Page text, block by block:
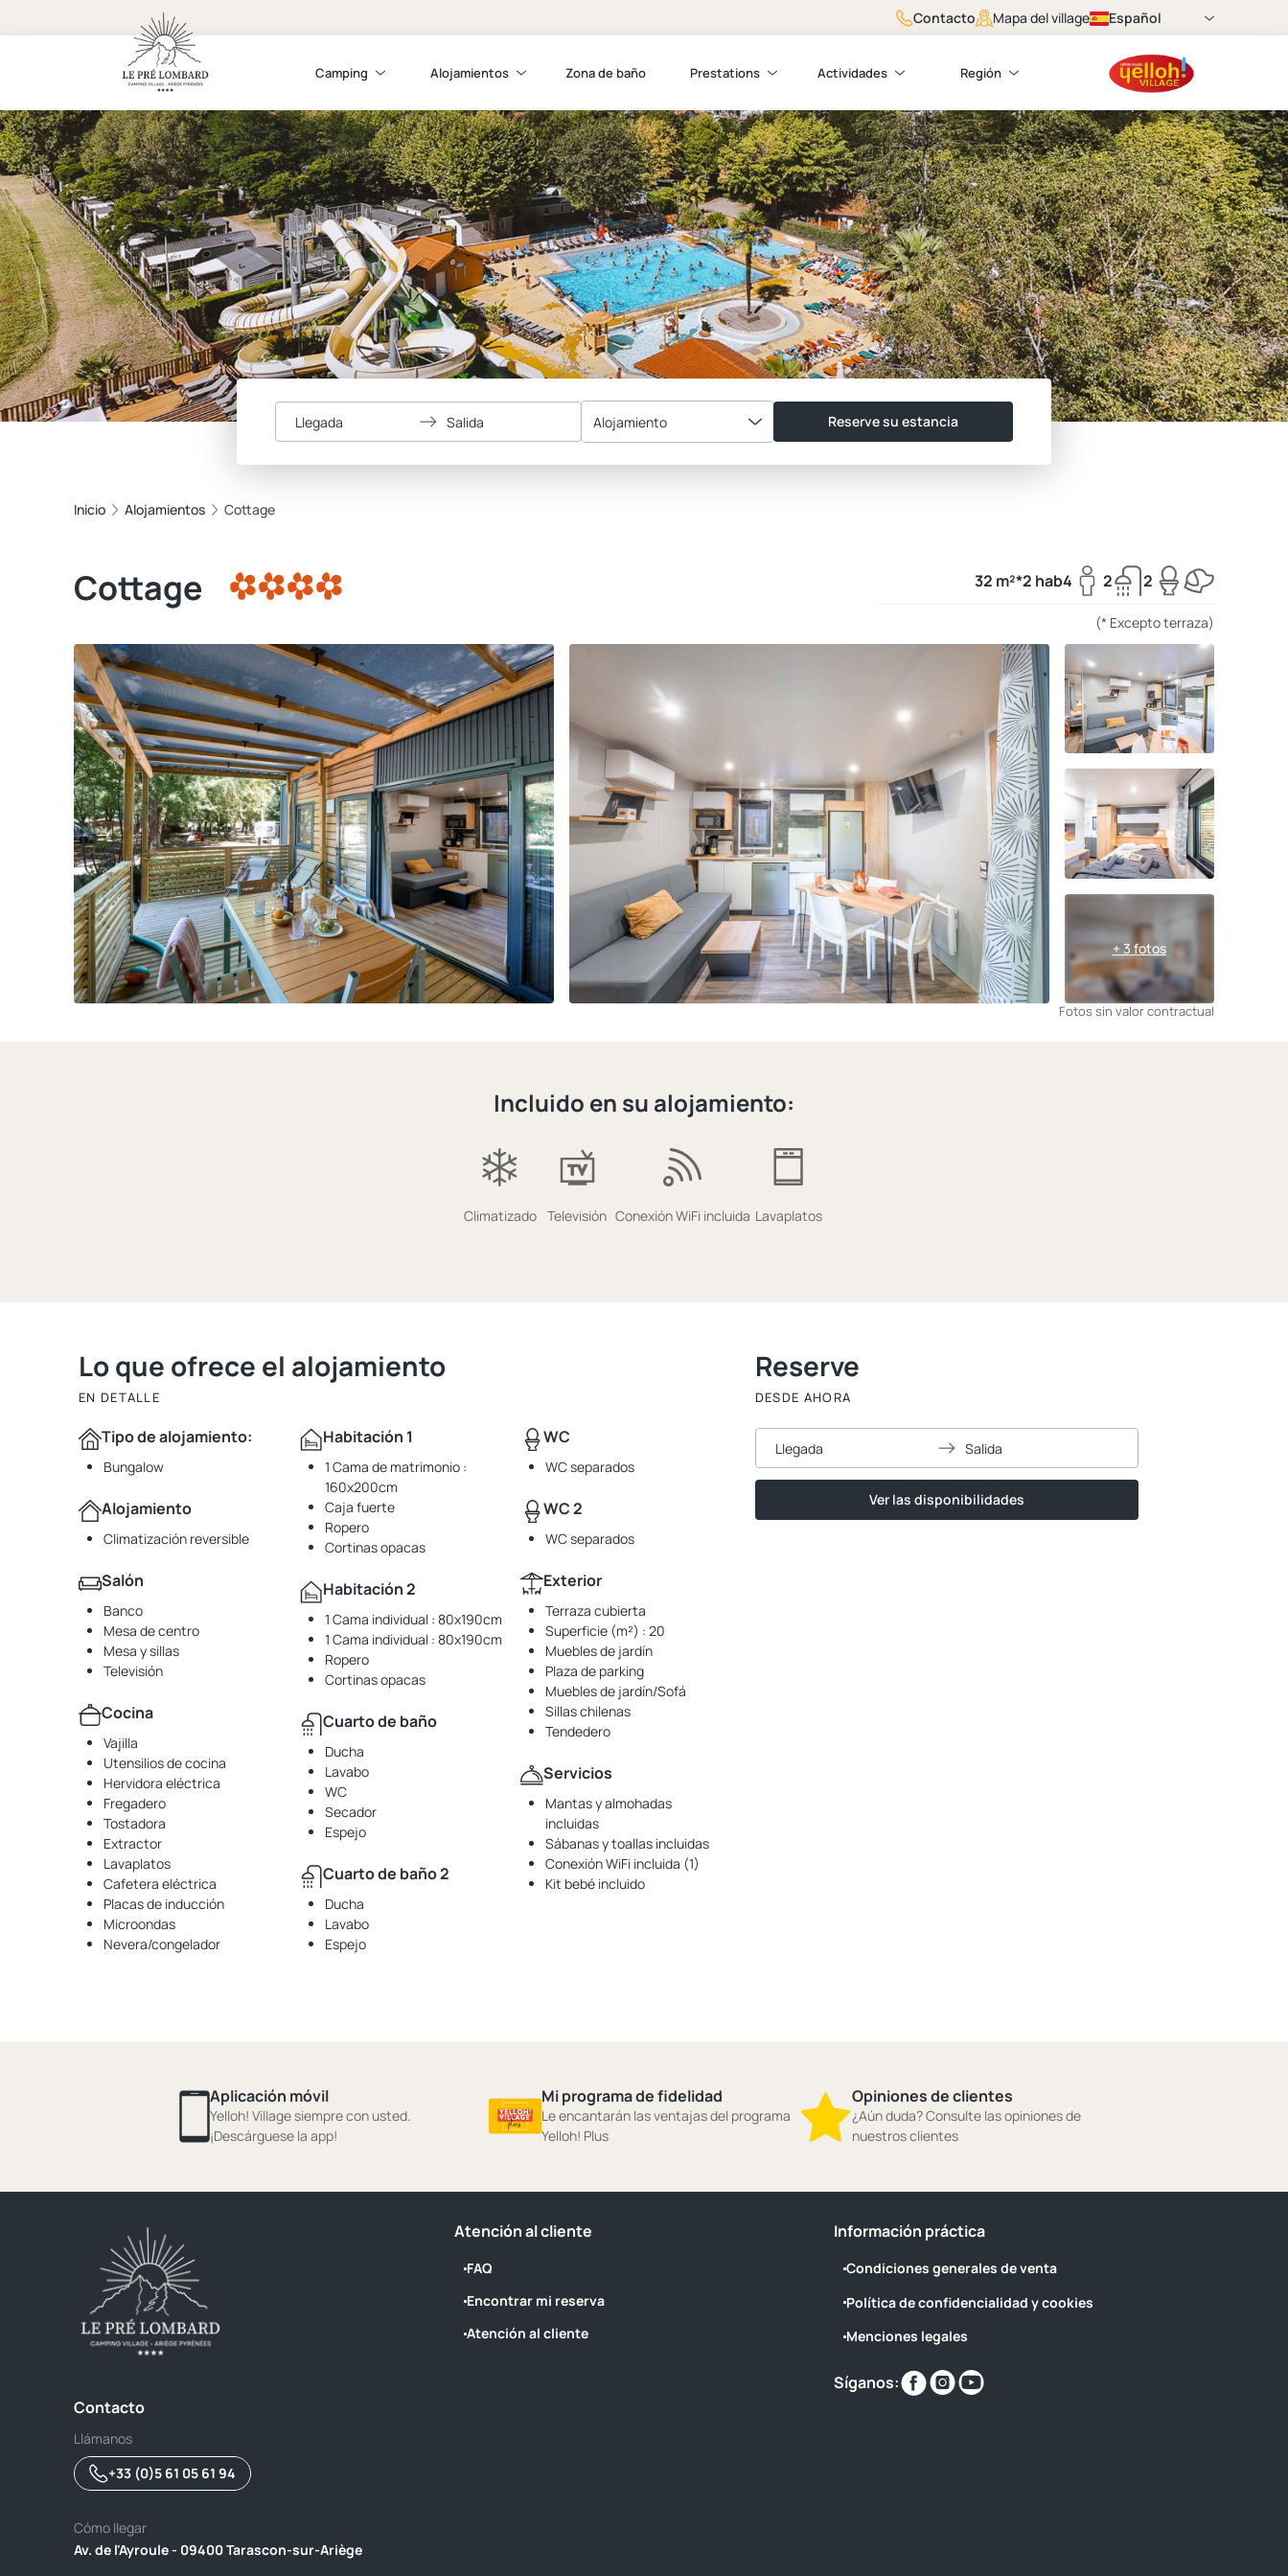
Contacto Mapa del village Español
Camping Alojamientos Zona de baño Prestations Actividades Región
Llegada Salida Alojamiento Reserve su estancia
Inicio Alojamientos Cottage
Cottage 32 m²*2 hab4 2 2
(* Excepto terraza)
+ 3 fotos
Fotos sin valor contractual
Incluido en su alojamiento:
Climatizado Televisión Conexión WiFi incluida Lavaplatos
Lo que ofrece el alojamiento
EN DETALLE
Tipo de alojamiento:
Bungalow
Alojamiento
Climatización reversible
Salón
Banco
Mesa de centro
Mesa y sillas
Televisión
Cocina
Vajilla
Utensilios de cocina
Hervidora eléctrica
Fregadero
Tostadora
Extractor
Lavaplatos
Cafetera eléctrica
Placas de inducción
Microondas
Nevera/congelador
Habitación 1
1 Cama de matrimonio :
160x200cm
Caja fuerte
Ropero
Cortinas opacas
Habitación 2
1 Cama individual : 80x190cm
1 Cama individual : 80x190cm
Ropero
Cortinas opacas
Cuarto de baño
Ducha
Lavabo
WC
Secador
Espejo
Cuarto de baño 2
Ducha
Lavabo
Espejo
WC
WC separados
WC 2
WC separados
Exterior
Terraza cubierta
Superficie (m²) : 20
Muebles de jardín
Plaza de parking
Muebles de jardín/Sofá
Sillas chilenas
Tendedero
Servicios
Mantas y almohadas
incluidas
Sábanas y toallas incluidas
Conexión WiFi incluida (1)
Kit bebé incluido
Reserve
DESDE AHORA
Llegada Salida
Ver las disponibilidades
Aplicación móvil
Yelloh! Village siempre con usted.
¡Descárguese la app!
Mi programa de fidelidad
Le encantarán las ventajas del programa
Yelloh! Plus
Opiniones de clientes
¿Aún duda? Consulte las opiniones de
nuestros clientes
Contacto
Llámanos
+33 (0)5 61 05 61 94
Cómo llegar
Av. de l'Ayroule - 09400 Tarascon-sur-Ariège
Atención al cliente
FAQ
Encontrar mi reserva
Atención al cliente
Información práctica
Condiciones generales de venta
Política de confidencialidad y cookies
Menciones legales
Síganos:
Encuéntranos
en
Encuéntranos
en